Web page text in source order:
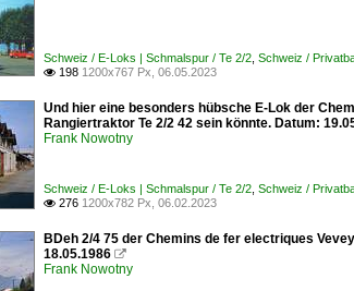
Schweiz / E-Loks | Schmalspur / Te 2/2 Schweiz /
 198 1200x767 Px, 06.05.2023
Und hier eine besonders hübsche E-Lok der
Rangiertraktor Te 2/2 42 sein könnte. Datum:
Frank Nowotny
Schweiz / E-Loks | Schmalspur / Te 2/2 Schweiz /
 276 1200x782 Px, 06.02.2023
BDeh 2/4 75 der Chemins de fer electriques
18.05.1986 
Frank Nowotny